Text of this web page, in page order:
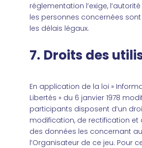
réglementation l’exige,
les personnes concernées
les délais légaux.
7. Droits des
En application de la loi »
Libertés » du 6 janvier 1978
participants disposent d’un
modification, de rectification et
des données les concernant
l’Organisateur de ce jeu. Pour